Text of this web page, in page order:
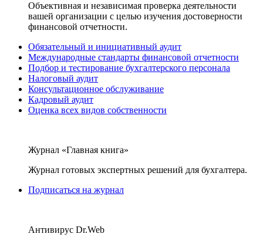
Объективная и независимая проверка деятельности
вашей организации с целью изучения достоверности
финансовой отчетности.
Обязательный и инициативный аудит
Международные стандарты финансовой отчетности
Подбор и тестирование бухгалтерского персонала
Налоговый аудит
Консультационное обслуживание
Кадровый аудит
Оценка всех видов собственности
Журнал «Главная книга»
Журнал готовых экспертных решений для бухгалтера.
Подписаться на журнал
Антивирус Dr.Web